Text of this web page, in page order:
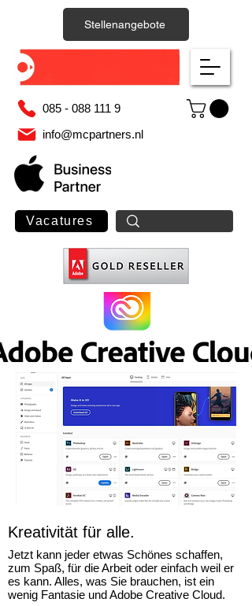
085 - 088 111 9
info@mcpartners.nl
Vacatures
Stellenangebote
Kreativität für alle.
Jetzt kann jeder etwas Schönes schaffen,
zum Spaß, für die Arbeit oder einfach weil er
es kann. Alles, was Sie brauchen, ist ein
wenig Fantasie und Adobe Creative Cloud.